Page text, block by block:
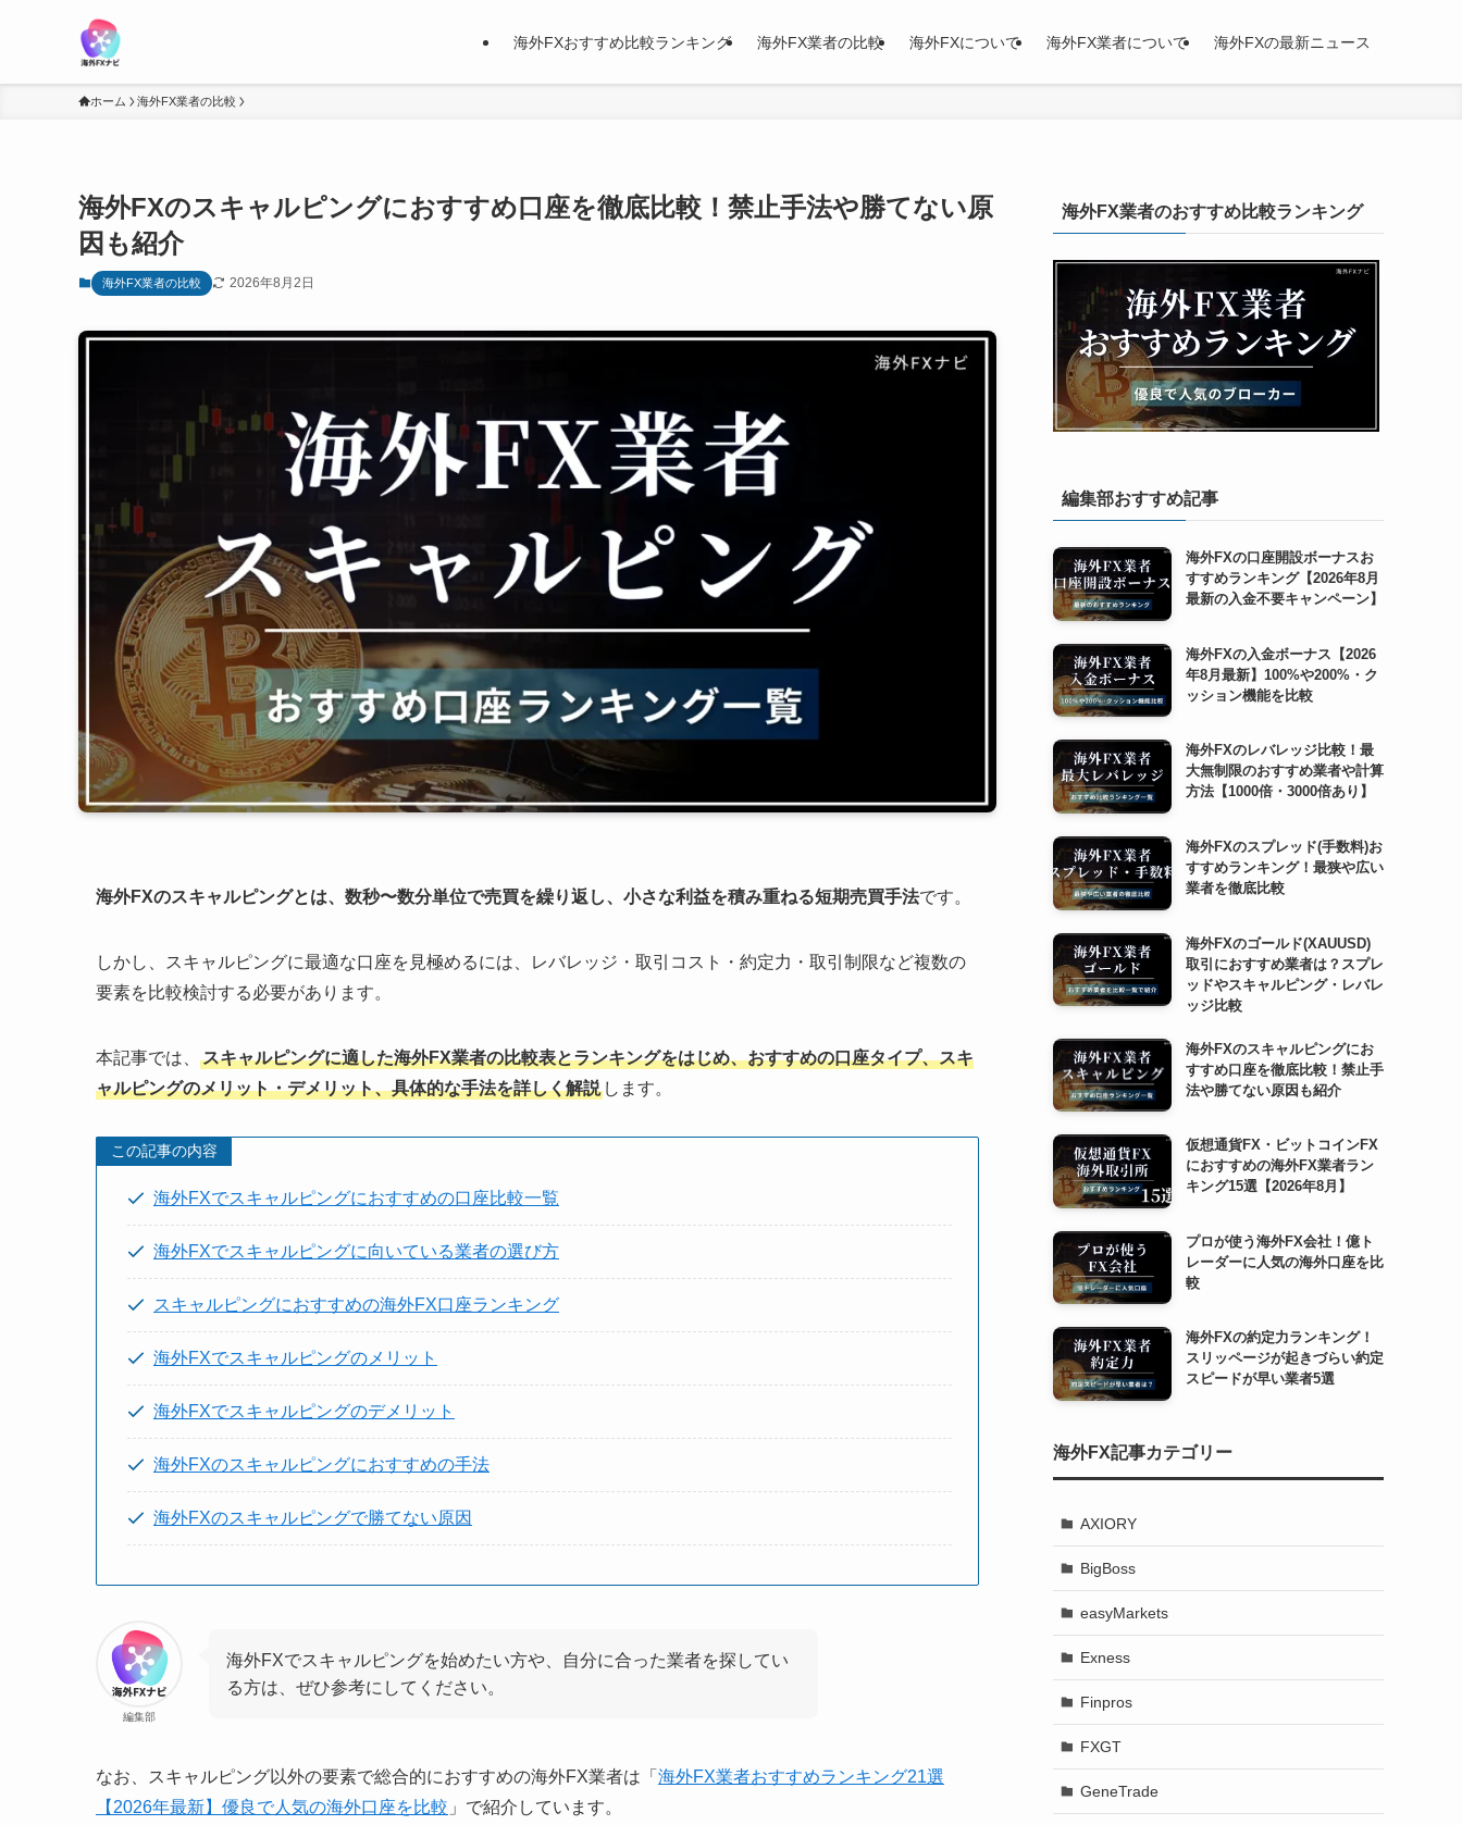
海外FXおすすめ比較ランキング 海外FX業者の比較 海外FXについて 海外FX業者について 海外FXの最新ニュース
ホーム 海外FX業者の比較
海外FXのスキャルピングにおすすめ口座を徹底比較！禁止手法や勝てない原
因も紹介
海外FX業者の比較 2026年8月2日
海外FXのスキャルピングとは、数秒〜数分単位で売買を繰り返し、小さな利益を積み重ねる短期売買手法です。
しかし、スキャルピングに最適な口座を見極めるには、レバレッジ・取引コスト・約定力・取引制限など複数の
要素を比較検討する必要があります。
本記事では、
スキャルピングに適した海外FX業者の比較表とランキングをはじめ、おすすめの口座タイプ、スキ
ャルピングのメリット・デメリット、具体的な手法を詳しく解説 します。
この記事の内容
海外FXでスキャルピングにおすすめの口座比較一覧
海外FXでスキャルピングに向いている業者の選び方
スキャルピングにおすすめの海外FX口座ランキング
海外FXでスキャルピングのメリット
海外FXでスキャルピングのデメリット
海外FXのスキャルピングにおすすめの手法
海外FXのスキャルピングで勝てない原因
編集部
海外FXでスキャルピングを始めたい方や、自分に合った業者を探してい
る方は、ぜひ参考にしてください。
なお、スキャルピング以外の要素で総合的におすすめの海外FX業者は「 海外FX業者おすすめランキング21選
【2026年最新】優良で人気の海外口座を比較 」で紹介しています。
海外FX業者のおすすめ比較ランキング
編集部おすすめ記事
海外FXの口座開設ボーナスお
すすめランキング【2026年8月
最新の入金不要キャンペーン】
海外FXの入金ボーナス【2026
年8月最新】100%や200%・ク
ッション機能を比較
海外FXのレバレッジ比較！最
大無制限のおすすめ業者や計算
方法【1000倍・3000倍あり】
海外FXのスプレッド(手数料)お
すすめランキング！最狭や広い
業者を徹底比較
海外FXのゴールド(XAUUSD)
取引におすすめ業者は？スプレ
ッドやスキャルピング・レバレ
ッジ比較
海外FXのスキャルピングにお
すすめ口座を徹底比較！禁止手
法や勝てない原因も紹介
仮想通貨FX・ビットコインFX
におすすめの海外FX業者ラン
キング15選【2026年8月】
プロが使う海外FX会社！億ト
レーダーに人気の海外口座を比
較
海外FXの約定力ランキング！
スリッページが起きづらい約定
スピードが早い業者5選
海外FX記事カテゴリー
AXIORY
BigBoss
easyMarkets
Exness
Finpros
FXGT
GeneTrade